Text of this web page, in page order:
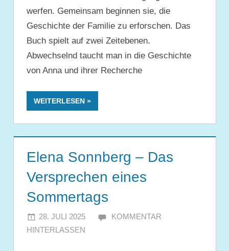
werfen. Gemeinsam beginnen sie, die
Geschichte der Familie zu erforschen. Das
Buch spielt auf zwei Zeitebenen.
Abwechselnd taucht man in die Geschichte
von Anna und ihrer Recherche
WEITERLESEN
Elena Sonnberg – Das
Versprechen eines
Sommertags
28. JULI 2025 JULIA
KOMMENTAR
HINTERLASSEN